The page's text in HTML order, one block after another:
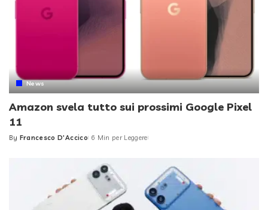
News
Amazon svela tutto sui prossimi Google Pixel
11
Posted
By Francesco D'Accico 6 Min per Leggere